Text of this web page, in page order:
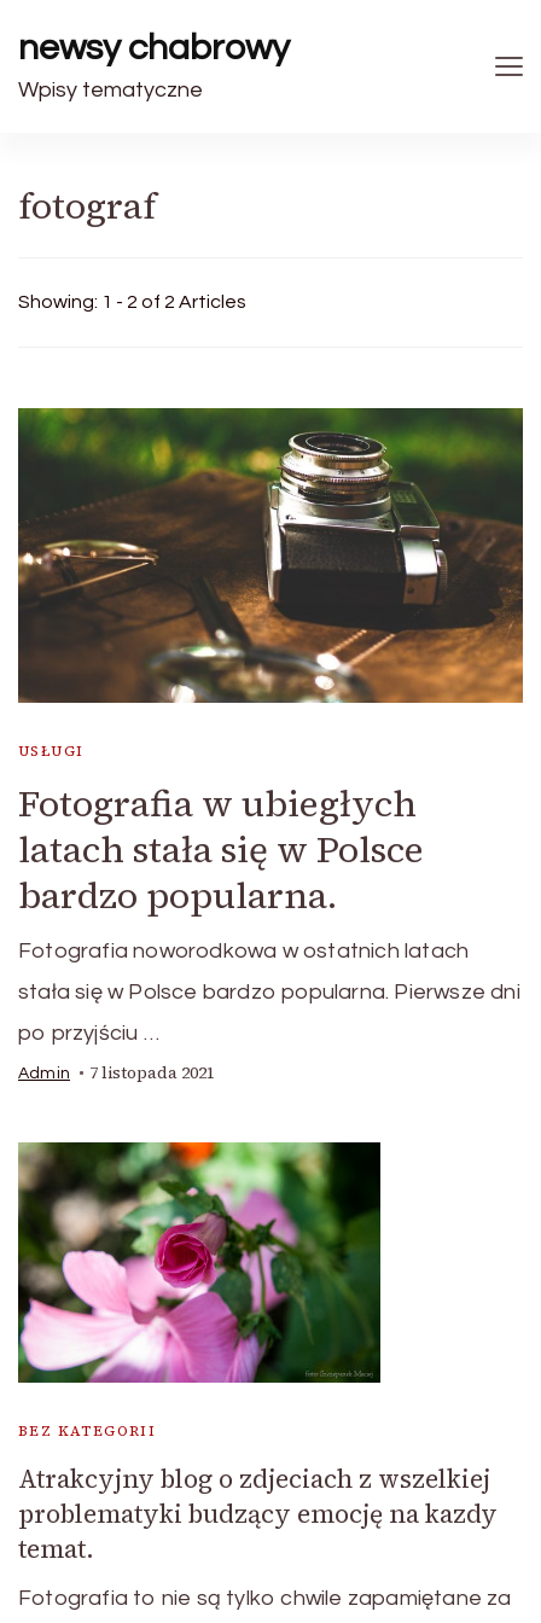
newsy chabrowy
Wpisy tematyczne
fotograf
Showing: 1 - 2 of 2 Articles
USŁUGI
Fotografia w ubiegłych
latach stała się w Polsce
bardzo popularna.
Fotografia noworodkowa w ostatnich latach
stała się w Polsce bardzo popularna. Pierwsze dni
po przyjściu …
Admin 7 listopada 2021
BEZ KATEGORII
Atrakcyjny blog o zdjeciach z wszelkiej
problematyki budzący emocję na kazdy
temat.
Fotografia to nie są tylko chwile zapamiętane za